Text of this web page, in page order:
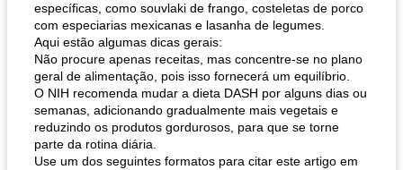
queijo festivo mergulho 'slaw' perfurador de romã temperada
específicas, como souvlaki de frango, costeletas de porco
com especiarias mexicanas e lasanha de legumes.
Aqui estão algumas dicas gerais:
Não procure apenas receitas, mas concentre-se no plano
geral de alimentação, pois isso fornecerá um equilíbrio.
O NIH recomenda mudar a dieta DASH por alguns dias ou
semanas, adicionando gradualmente mais vegetais e
reduzindo os produtos gordurosos, para que se torne
parte da rotina diária.
Use um dos seguintes formatos para citar este artigo em